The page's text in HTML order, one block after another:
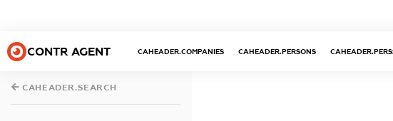
CONTR AGENT CAHEADER.COMPANIES CAHEADER.PERSONS
CAHEADER.SEARCH